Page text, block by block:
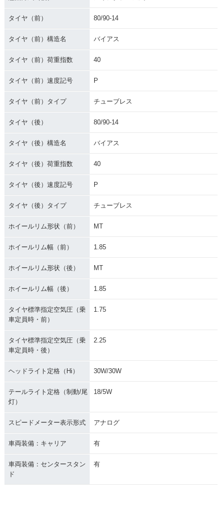
タイヤ（前） 80/90-14
タイヤ（前）構造名 バイアス
タイヤ（前）荷重指数 40
タイヤ（前）速度記号 P
タイヤ（前）タイプ チューブレス
タイヤ（後） 80/90-14
タイヤ（後）構造名 バイアス
タイヤ（後）荷重指数 40
タイヤ（後）速度記号 P
タイヤ（後）タイプ チューブレス
ホイールリム形状（前） MT
ホイールリム幅（前） 1.85
ホイールリム形状（後） MT
ホイールリム幅（後） 1.85
タイヤ標準指定空気圧（乗
車定員時・前）
1.75
タイヤ標準指定空気圧（乗
車定員時・後）
2.25
ヘッドライト定格（Hi） 30W/30W
テールライト定格（制動/尾
灯）
18/5W
スピードメーター表示形式 アナログ
車両装備：キャリア 有
車両装備：センタースタン
ド
有